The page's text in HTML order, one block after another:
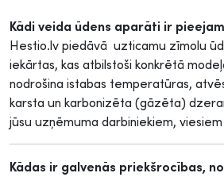
Kādi veida ūdens aparāti ir
Hestio.lv piedāvā uzticamu zīmolu
iekārtas, kas atbilstoši konkrētā
nodrošina istabas temperatūras,
karsta un karbonizēta (gāzēta)
jūsu uzņēmuma darbiniekiem,
Kādas ir galvenās priekšrocības,